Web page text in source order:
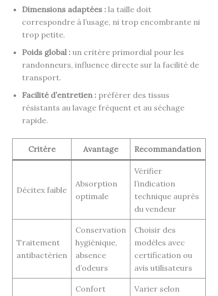
Dimensions adaptées :la taille doit
correspondre à l’usage, ni trop encombrante ni
trop petite.
Poids global :un critère primordial pour les
randonneurs, influence directe sur la facilité de
transport.
Facilité d’entretien :préférer des tissus
résistants au lavage fréquent et au séchage
rapide.
Critère Avantage Recommandation
Décitex faible
Absorption
optimale
Vérifier
l’indication
technique auprès
du vendeur
Traitement
antibactérien
Conservation
hygiénique,
absence
d’odeurs
Choisir des
modèles avec
certification ou
avis utilisateurs
Confort
Varier selon